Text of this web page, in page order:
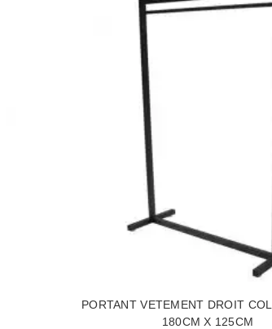
PORTANT VETEMENT DROIT
180CM X 125CM